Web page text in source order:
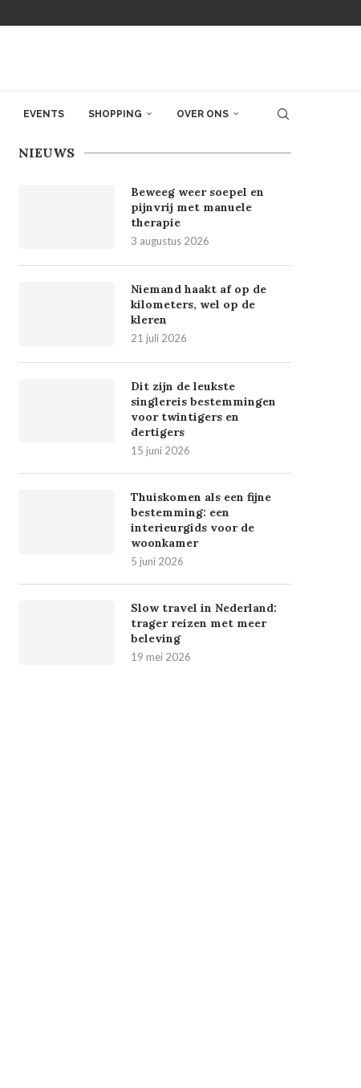
EVENTS SHOPPING OVER ONS
NIEUWS
Beweeg weer soepel en
pijnvrij met manuele
therapie
3 augustus 2026
Niemand haakt af op de
kilometers, wel op de
kleren
21 juli 2026
Dit zijn de leukste
singlereis bestemmingen
voor twintigers en
dertigers
15 juni 2026
Thuiskomen als een fijne
bestemming: een
interieurgids voor de
woonkamer
5 juni 2026
Slow travel in Nederland:
trager reizen met meer
beleving
19 mei 2026